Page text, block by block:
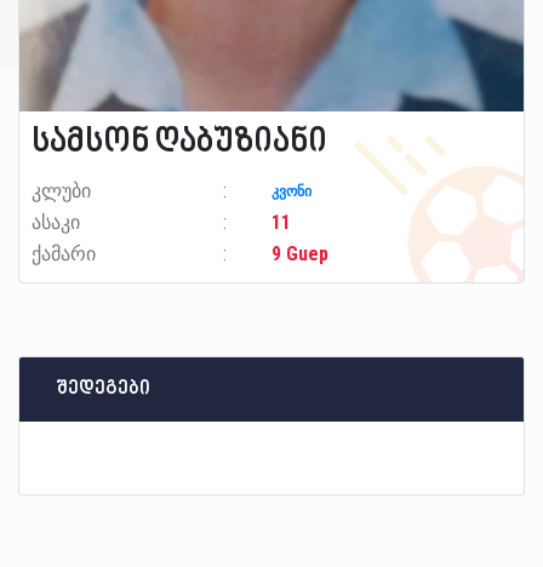
სამსონ ღაბუზიანი
კლუბი კვონი
ასაკი
11
ქამარი
9 Guep
შედეგები